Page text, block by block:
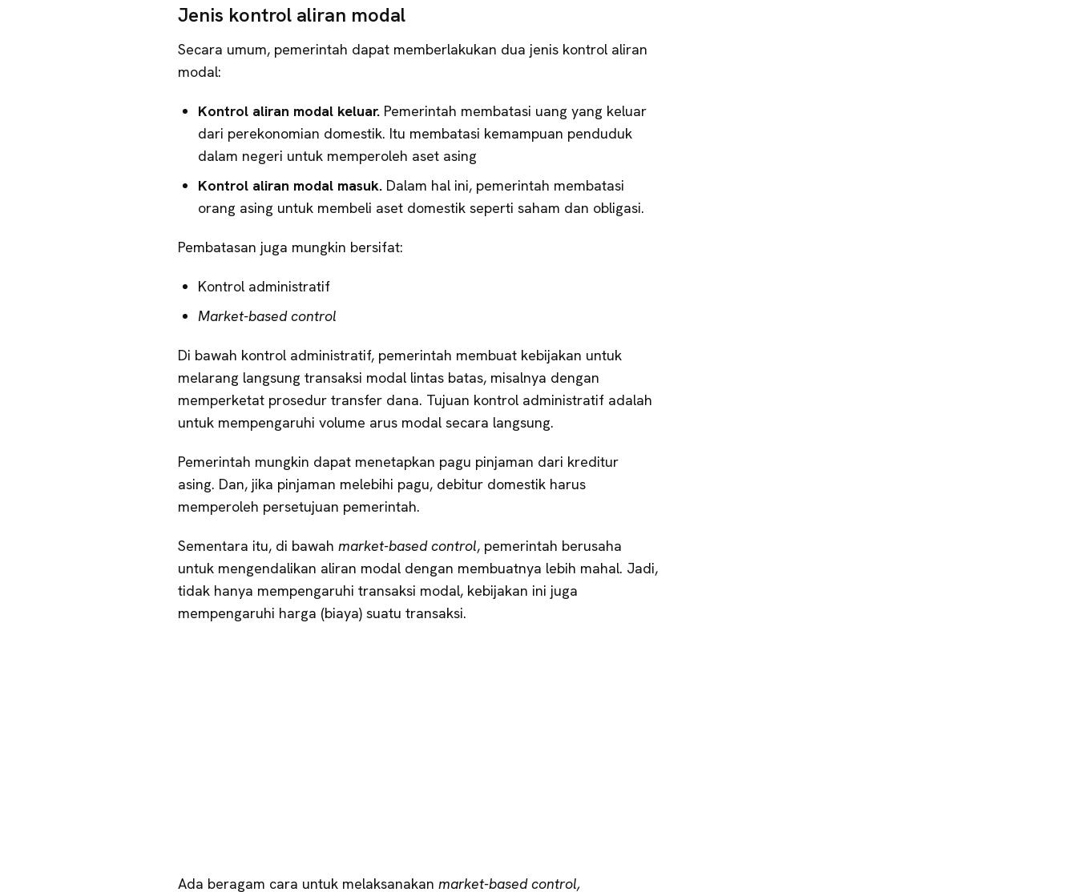
Jenis kontrol aliran modal
Secara umum, pemerintah dapat memberlakukan dua jenis kontrol aliran
modal:
Kontrol aliran modal keluar. Pemerintah membatasi uang yang keluar
dari perekonomian domestik. Itu membatasi kemampuan penduduk
dalam negeri untuk memperoleh aset asing
Kontrol aliran modal masuk. Dalam hal ini, pemerintah membatasi
orang asing untuk membeli aset domestik seperti saham dan obligasi.
Pembatasan juga mungkin bersifat:
Kontrol administratif
Market-based control
Di bawah kontrol administratif, pemerintah membuat kebijakan untuk
melarang langsung transaksi modal lintas batas, misalnya dengan
memperketat prosedur transfer dana. Tujuan kontrol administratif adalah
untuk mempengaruhi volume arus modal secara langsung.
Pemerintah mungkin dapat menetapkan pagu pinjaman dari kreditur
asing. Dan, jika pinjaman melebihi pagu, debitur domestik harus
memperoleh persetujuan pemerintah.
Sementara itu, di bawah market-based control, pemerintah berusaha
untuk mengendalikan aliran modal dengan membuatnya lebih mahal. Jadi,
tidak hanya mempengaruhi transaksi modal, kebijakan ini juga
mempengaruhi harga (biaya) suatu transaksi.
Ada beragam cara untuk melaksanakan market-based control,